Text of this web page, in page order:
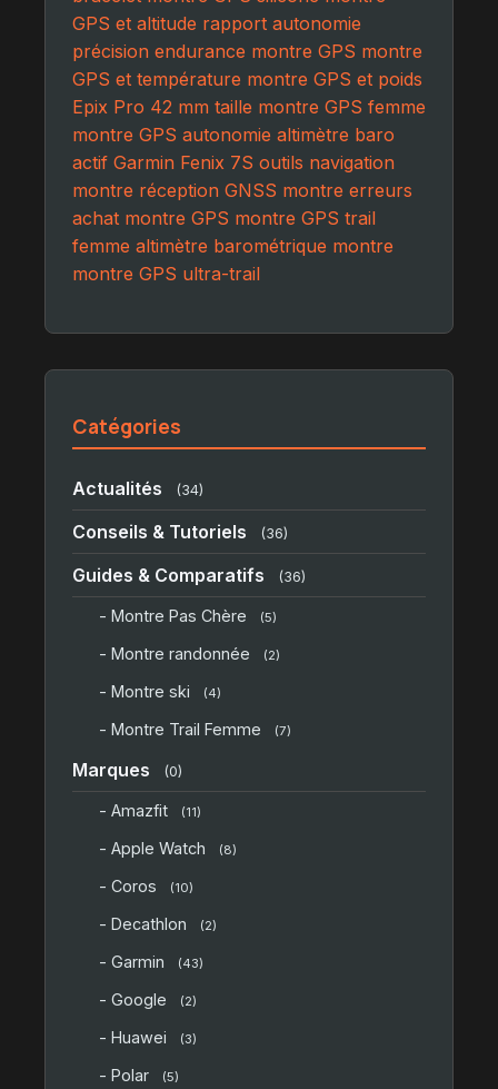
GPS et altitude rapport autonomie
précision endurance montre GPS montre
GPS et température montre GPS et poids
Epix Pro 42 mm taille montre GPS femme
montre GPS autonomie altimètre baro
actif Garmin Fenix 7S outils navigation
montre réception GNSS montre erreurs
achat montre GPS montre GPS trail
femme altimètre barométrique montre
montre GPS ultra-trail
Catégories
Actualités (34)
Conseils & Tutoriels (36)
Guides & Comparatifs (36)
- Montre Pas Chère (5)
- Montre randonnée (2)
- Montre ski (4)
- Montre Trail Femme (7)
Marques (0)
- Amazfit (11)
- Apple Watch (8)
- Coros (10)
- Decathlon (2)
- Garmin (43)
- Google (2)
- Huawei (3)
- Polar (5)